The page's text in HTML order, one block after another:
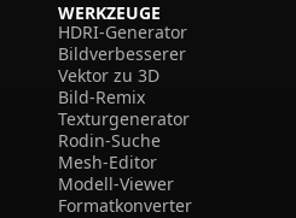
WERKZEUGE
HDRI-Generator
Bildverbesserer
Vektor zu 3D
Bild-Remix
Texturgenerator
Rodin-Suche
Mesh-Editor
Modell-Viewer
Formatkonverter